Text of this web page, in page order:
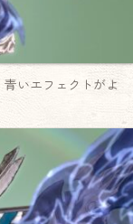
いエフェクトがよ